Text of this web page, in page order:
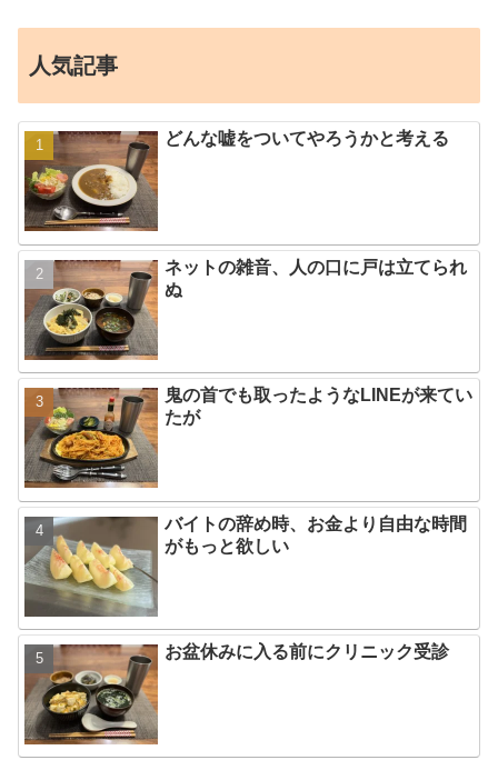
人気記事
どんな嘘をついてやろうかと考える
ネットの雑音、人の口に戸は立てられ
ぬ
鬼の首でも取ったようなLINEが来てい
たが
バイトの辞め時、お金より自由な時間
がもっと欲しい
お盆休みに入る前にクリニック受診